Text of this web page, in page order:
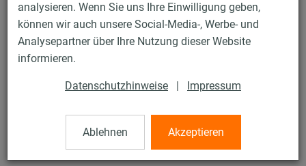
analysieren. Wenn Sie uns Ihre Einwilligung geben,
können wir auch unsere Social-Media-, Werbe- und
Analysepartner über Ihre Nutzung dieser Website
informieren.
Datenschutzhinweise | Impressum
Ablehnen Akzeptieren
Produkte Befestigungstechnik
Edelstahlprodukte
Edelstahl-Montageteile
Reduzierstücke
Reduzierstücke